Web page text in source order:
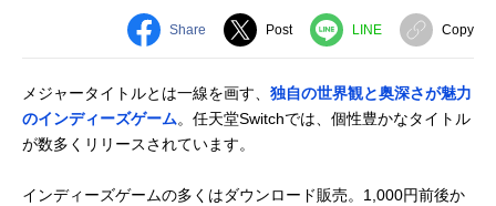
Share Post LINE Copy
メジャータイトルとは一線を画す、 独自の世界観と奥深さが魅力
のインディーズゲーム。任天堂Switchでは、個性豊かなタイトル
が数多くリリースされています。
インディーズゲームの多くはダウンロード販売。1,000円前後か